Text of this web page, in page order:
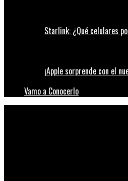
Starlink: ¿Qué celulares
¡Apple sorprende con el
Vamo a Conocerlo